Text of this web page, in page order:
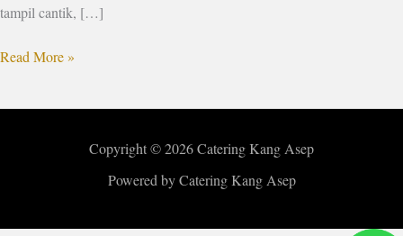
tampil cantik, […]
Read More »
Copyright © 2026 Catering Kang Asep
Powered by Catering Kang Asep